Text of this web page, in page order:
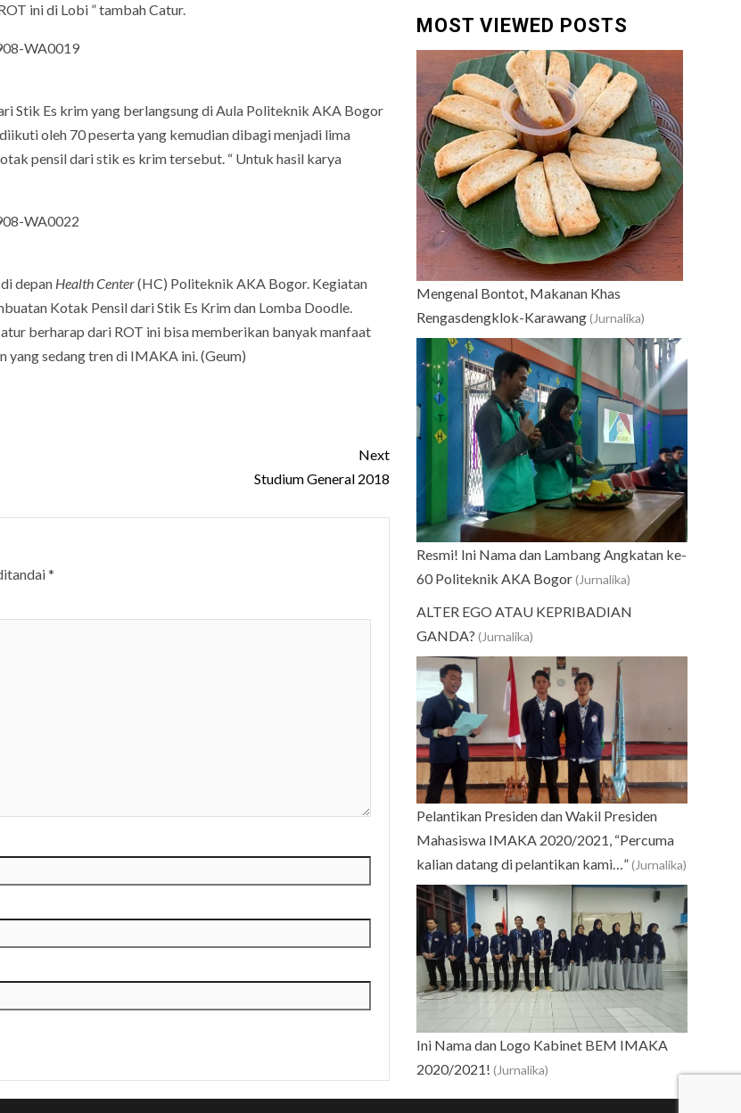
ini di Lobi ” tambah Catur.
Stik Es krim yang berlangsung di Aula Politeknik AKA Bogor
oleh 70 peserta yang kemudian dibagi menjadi lima
pensil dari stik es krim tersebut. “ Untuk hasil karya
depan Health Center(HC) Politeknik AKA Bogor. Kegiatan
Kotak Pensil dari Stik Es Krim dan Lomba Doodle.
berharap dari ROT ini bisa memberikan banyak manfaat
yang sedang tren di IMAKA ini. (Geum)
Next
Studium General 2018
*
MOST VIEWED POSTS
Mengenal Bontot, Makanan Khas
Rengasdengklok-Karawang (Jurnalika)
Resmi! Ini Nama dan Lambang Angkatan ke-
60 Politeknik AKA Bogor (Jurnalika)
ALTER EGO ATAU KEPRIBADIAN
GANDA? (Jurnalika)
Pelantikan Presiden dan Wakil Presiden
Mahasiswa IMAKA 2020/2021, “Percuma
kalian datang di pelantikan kami…” (Jurnalika)
Ini Nama dan Logo Kabinet BEM IMAKA
2020/2021! (Jurnalika)